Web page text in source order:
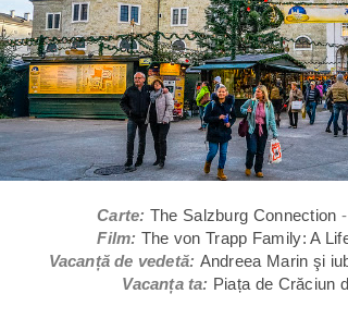
Carte: The Salzburg Connection
Film: The von Trapp Family: A
Vacanță de vedetă: Andreea Marin şi
Vacanța ta: Piața de Crăciun